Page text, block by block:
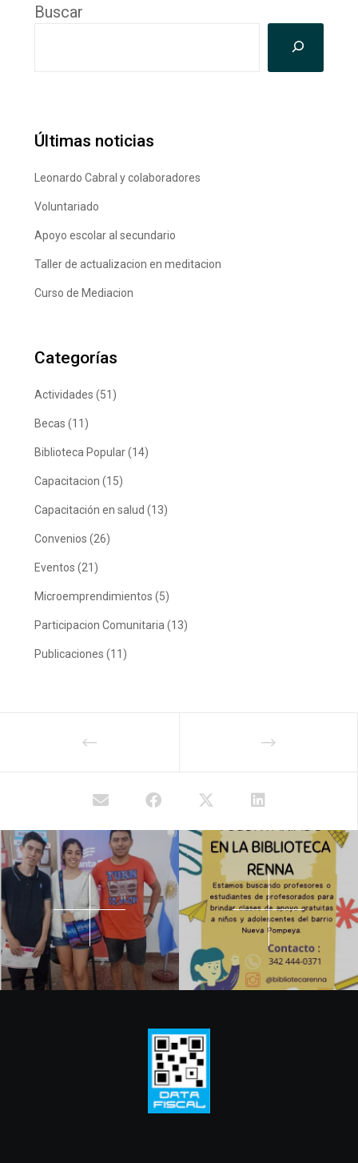
Buscar
Últimas noticias
Leonardo Cabral y colaboradores
Voluntariado
Apoyo escolar al secundario
Taller de actualizacion en meditacion
Curso de Mediacion
Categorías
Actividades (51)
Becas (11)
Biblioteca Popular(14)
Capacitacion (15)
Capacitación en salud (13)
Convenios (26)
Eventos (21)
Microemprendimientos (5)
Participacion Comunitaria (13)
Publicaciones (11)